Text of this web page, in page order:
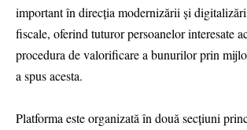
important în direcţia modernizării şi
fiscale, oferind tuturor persoanelor interesate
procedura de valorificare a bunurilor prin
a spus acesta.
Platforma este organizată în două secțiuni